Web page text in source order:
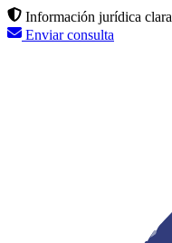
Información jurídica clara
Enviar consulta